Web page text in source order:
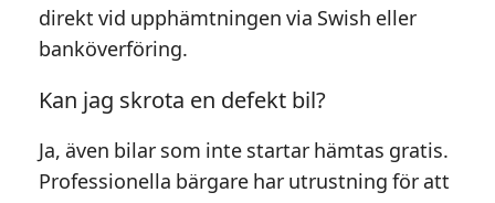
direkt vid upphämtningen via Swish eller
banköverföring.
Kan jag skrota en defekt bil?
Ja, även bilar som inte startar hämtas gratis.
Professionella bärgare har utrustning för att